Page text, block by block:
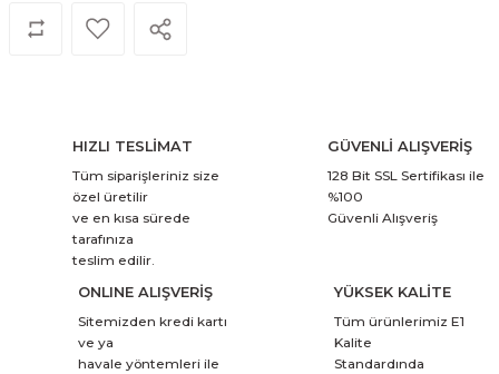
HIZLI TESLİMAT
Tüm siparişleriniz size
özel üretilir
ve en kısa sürede
tarafınıza
teslim edilir.
GÜVENLİ ALIŞVERİŞ
128 Bit SSL Sertifikası ile
%100
Güvenli Alışveriş
ONLINE ALIŞVERİŞ
Sitemizden kredi kartı
ve ya
havale yöntemleri ile
YÜKSEK KALİTE
Tüm ürünlerimiz E1
Kalite
Standardında